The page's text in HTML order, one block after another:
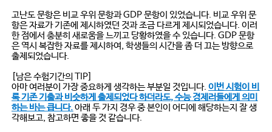
고난도 문항은 비교 우위 문항과 GDP 문항이 있었습니다. 비교 우위 문
항은 자료가 기존에 제시하였던 것과 조금 다르게 제시되었습니다. 이러
한 점에서 충분히 새로움을 느끼고 당황하였을 수 있습니다. GDP 문항
은 역시 복잡한 자료를 제시하여, 학생들의 시간을 좀 더 끄는 방향으로
출제되었습니다.
[남은 수험기간의 TIP]
아마 여러분이 가장 중요하게 생각하는 부분일 것입니다.이번 시험이 비
록 기존 기출과 비슷하게 출제되었다 하더라도, 수능 경제러들에게 의미
하는 바는 큽니다.아래 두 가지 경우 중 본인이 어디에 해당하는지 잘 생
각해보고, 참고하면 좋을 것 같습니다.